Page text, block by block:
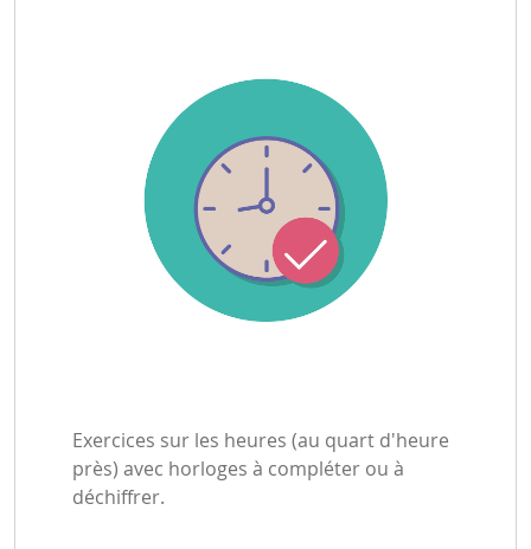
Exercices sur les heures (au quart d'heure
près) avec horloges à compléter ou à
déchiffrer.